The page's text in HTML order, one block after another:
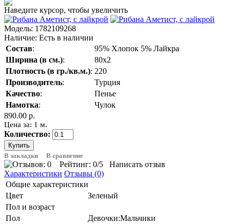
Наведите курсор, чтобы увеличить
Модель: 1782109268
Наличие: Есть в наличии
Состав:
95% Хлопок 5% Лайкра
Ширина (в см.):
80х2
Плотность (в гр./кв.м.): 220
Производитель:
Турция
Качество:
Пенье
Намотка:
Чулок
890.00 р.
Цена за: 1 м.
Количество:
В закладки В сравнение
Рейтинг: 0/5
Написать отзыв
Характеристики Отзывы (0)
Общие характеристики
Цвет
Зеленый
Пол и возраст
Пол
Девочки:Мальчики